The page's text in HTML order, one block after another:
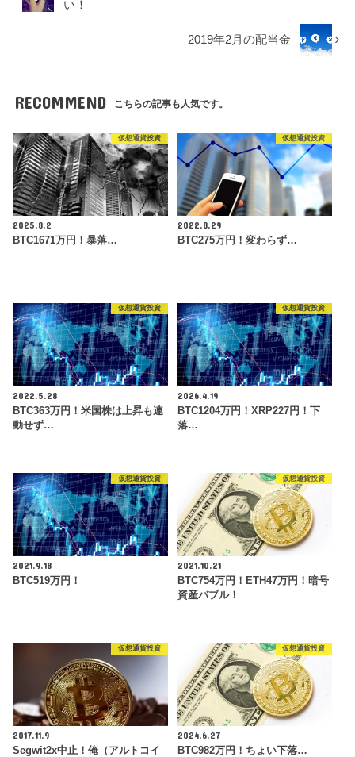
い！
2019年2月の配当金
RECOMMEND こちらの記事も人気です。
仮想通貨投資
2025.8.2
BTC1671万円！暴落…
仮想通貨投資
2022.8.29
BTC275万円！変わらず…
仮想通貨投資
2022.5.28
BTC363万円！米国株は上昇も連
動せず…
仮想通貨投資
2026.4.19
BTC1204万円！XRP227円！下
落…
仮想通貨投資
2021.9.18
BTC519万円！
仮想通貨投資
2021.10.21
BTC754万円！ETH47万円！暗号
資産バブル！
仮想通貨投資
2017.11.9
Segwit2x中止！俺（アルトコイ
仮想通貨投資
2024.6.27
BTC982万円！ちょい下落…